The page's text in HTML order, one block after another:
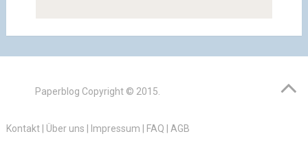
Paperblog Copyright © 2015.
Kontakt| Über uns Impressum FAQ AGB